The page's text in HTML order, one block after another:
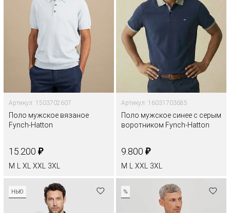
Артикул: 1503702607
Поло мужское вязаное
Fynch-Hatton
15.200 ₽
M XL XXL 3XL
Артикул: 16031703685
Поло мужское синее с серым
воротником Fynch-Hatton
9.800 ₽
M XXL 3XL
НЬЮ %